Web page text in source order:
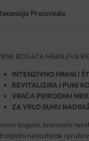
Proizvoda
BOGATA HRANJIVA
INTENZIVNO HRANI I
REVITALIZIRA I PUNI
VRAĆA PRIRODNU
ZA VRLO SUHU
bogata, kremasta
nedostatak i pruža